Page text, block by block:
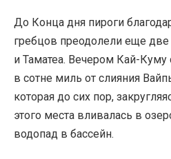
До Конца дня пироги
гребцов преодолели еще
и Таматеа. Вечером Кай-Куму
в сотне миль от слияния
которая до сих пор,
этого места вливалась в
водопад в бассейн.